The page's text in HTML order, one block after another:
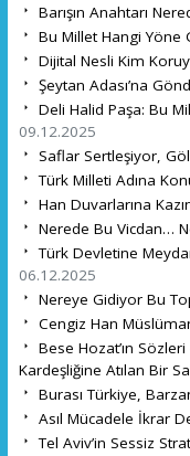
Barışın Anahtarı
Bu Millet Hangi Yöne
Dijital Nesli Kim
Şeytan Adası’na
Deli Halid Paşa: Bu
09.12.2025
Saflar Sertleşiyor,
Türk Milleti Adına
Han Duvarlarına
Nerede Bu Vicdan…
Türk Devletine
06.12.2025
Nereye Gidiyor Bu
Cengiz Han
Bese Hozat’ın
Kardeşliğine Atılan Bir
Burası Türkiye,
Asıl Mücadele İkrar
Tel Aviv’in Sessiz